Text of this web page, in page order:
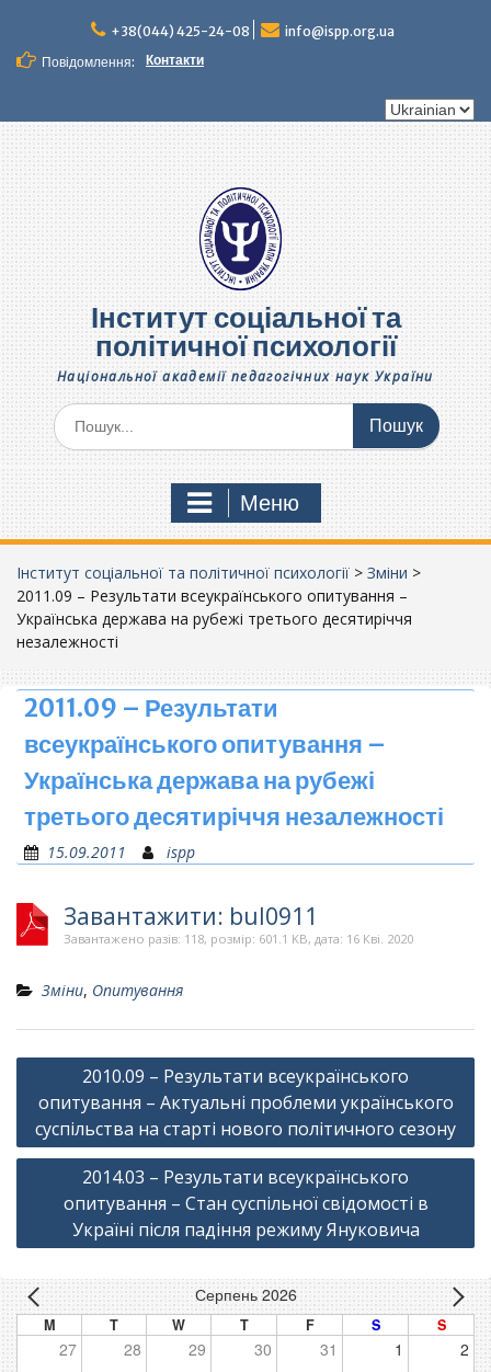
вмісту
+38(044) 425-24-08
info@ispp.org.ua
Повідомлення:
Контакти
Вибрати
Інститут соціальної та
політичної психології
Національної академії педагогічних наук України
Шукати:
Меню
Інститут соціальної та політичної психології > Зміни >
2011.09 – Результати всеукраїнського опитування –
Українська держава на рубежі третього десятиріччя
незалежності
2011.09 – Результати
всеукраїнського опитування –
Українська держава на рубежі
третього десятиріччя незалежності
15.09.2011 ispp
Завантажити: bul0911
Завантажено разів: 118, розмір: 601.1 KB, дата: 16 Кві. 2020
Зміни, Опитування
Навігація
записів
2010.09 – Результати всеукраїнського
опитування – Актуальні проблеми українського
суспільства на старті нового політичного сезону
2014.03 – Результати всеукраїнського
опитування – Стан суспільної свідомості в
Україні після падіння режиму Януковича
Серпень 2026
M T W T F S S
27 28 29 30 31 1 2